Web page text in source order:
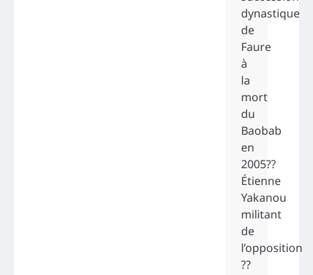
dynastique
de
Faure
à
la
mort
du
Baobab
en
2005??
Étienne
Yakanou
militant
de
l’opposition
??